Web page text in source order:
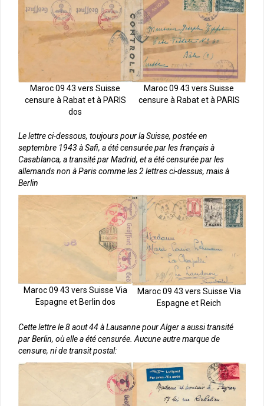
Maroc 09 43 vers Suisse
censure à Rabat et à PARIS
dos
Maroc 09 43 vers Suisse
censure à Rabat et à PARIS
Le lettre ci-dessous, toujours pour la Suisse, postée en
septembre 1943 à Safi, a été censurée par les français à
Casablanca, a transité par Madrid, et a été censurée par les
allemands non à Paris comme les 2 lettres ci-dessus, mais à
Berlin
Maroc 09 43 vers Suisse Via
Espagne et Berlin dos
Maroc 09 43 vers Suisse Via
Espagne et Reich
Cette lettre le 8 aout 44 à Lausanne pour Alger a aussi transité
par Berlin, où elle a été censurée. Aucune autre marque de
censure, ni de transit postal: